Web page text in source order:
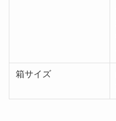
箱サイズ